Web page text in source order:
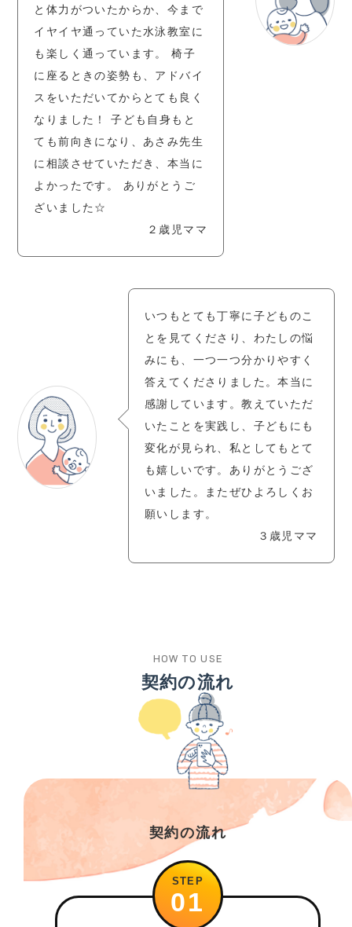
と体力がついたからか、今まで
イヤイヤ通っていた水泳教室に
も楽しく通っています。 椅子
に座るときの姿勢も、アドバイ
スをいただいてからとても良く
なりました！ 子ども自身もと
ても前向きになり、あさみ先生
に相談させていただき、本当に
よかったです。 ありがとうご
ざいました☆
２歳児ママ
いつもとても丁寧に子どものこ
とを見てくださり、わたしの悩
みにも、一つ一つ分かりやすく
答えてくださりました。本当に
感謝しています。教えていただ
いたことを実践し、子どもにも
変化が見られ、私としてもとて
も嬉しいです。ありがとうござ
いました。またぜひよろしくお
願いします。
３歳児ママ
HOW TO USE
契約の流れ
契約の流れ
STEP
01